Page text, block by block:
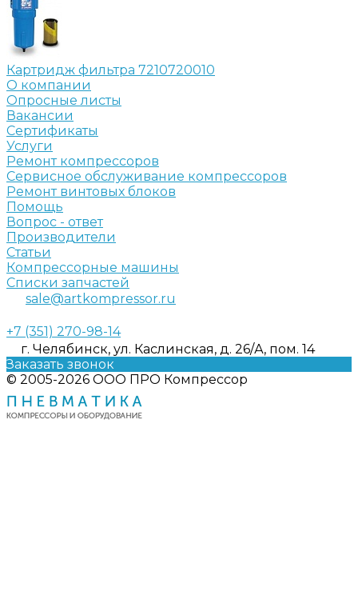
Картридж фильтра 7210720010
О компании
Опросные листы
Вакансии
Сертификаты
Услуги
Ремонт компрессоров
Сервисное обслуживание компрессоров
Ремонт винтовых блоков
Помощь
Вопрос - ответ
Производители
Статьи
Компрессорные машины
Списки запчастей
sale@artkompressor.ru
+7 (351) 270-98-14
г. Челябинск, ул. Каслинская, д. 26/А, пом. 14
Заказать звонок
© 2005-2026 ООО ПРО Компрессор